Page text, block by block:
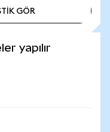
GÖR
yapılır